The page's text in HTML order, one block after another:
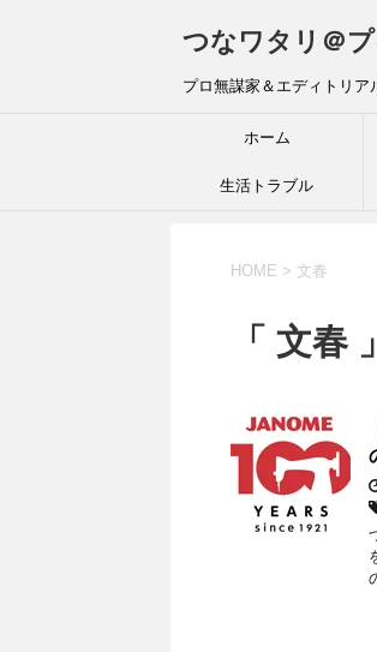
つなワタリ＠
プロ無謀家＆エディトリ
ホーム
生活トラブル
HOME > 文春
「 文春